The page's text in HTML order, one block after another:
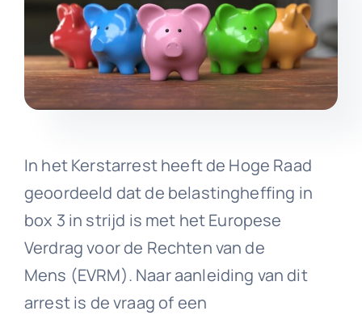
In het Kerstarrest heeft de Hoge Raad
geoordeeld dat de belastingheffing in
box 3 in strijd is met het Europese
Verdrag voor de Rechten van de
Mens (EVRM). Naar aanleiding van dit
arrest is de vraag of een